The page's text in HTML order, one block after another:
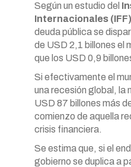
Según un estudio del
Internacionales (IFF)
deuda pública se
de USD 2,1 billones el
que los USD 0,9
Si efectivamente el
una recesión global, la
USD 87 billones más
comienzo de aquella
crisis financiera.
Se estima que, si el
gobierno se duplica a